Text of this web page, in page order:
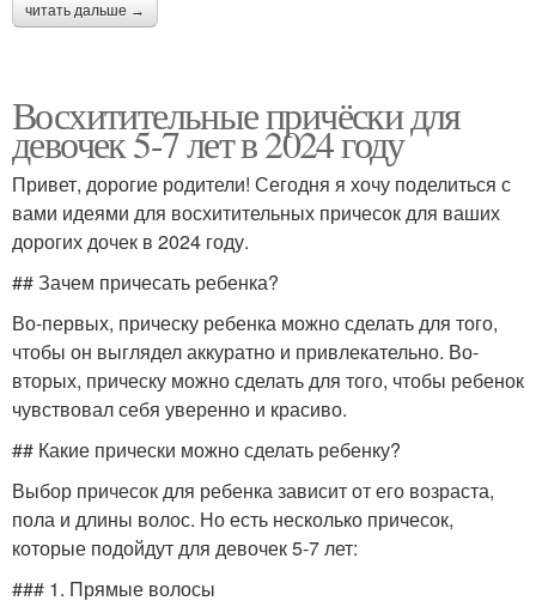
читать дальше →
Восхитительные причёски для
девочек 5-7 лет в 2024 году
Привет, дорогие родители! Сегодня я хочу поделиться с
вами идеями для восхитительных причесок для ваших
дорогих дочек в 2024 году.
## Зачем причесать ребенка?
Во-первых, прическу ребенка можно сделать для того,
чтобы он выглядел аккуратно и привлекательно. Во-
вторых, прическу можно сделать для того, чтобы ребенок
чувствовал себя уверенно и красиво.
## Какие прически можно сделать ребенку?
Выбор причесок для ребенка зависит от его возраста,
пола и длины волос. Но есть несколько причесок,
которые подойдут для девочек 5-7 лет:
### 1. Прямые волосы